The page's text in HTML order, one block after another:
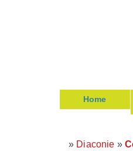
Home
» Diaconie »